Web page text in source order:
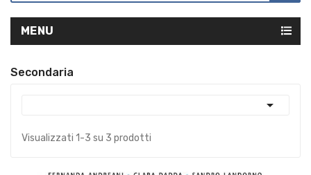
MENU
Secondaria

Visualizzati 1-3 su 3 prodotti